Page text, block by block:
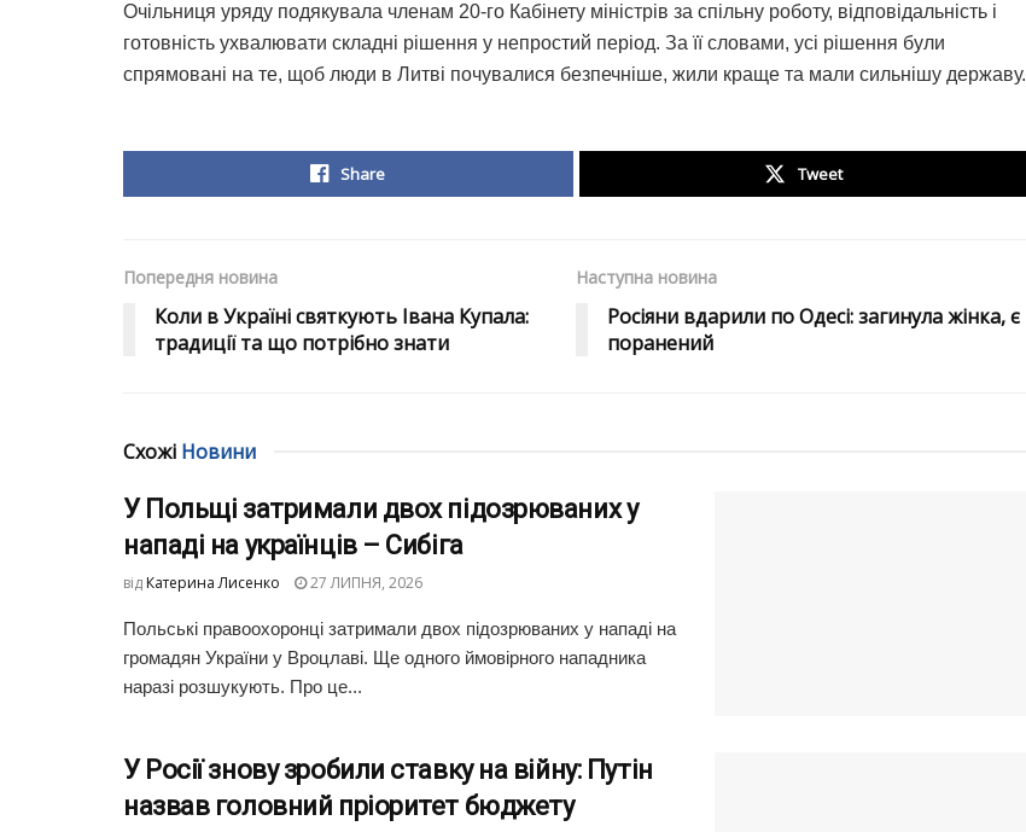
Очільниця уряду подякувала членам 20-го Кабінету міністрів за спільну роботу, відповідальність і
готовність ухвалювати складні рішення у непростий період. За її словами, усі рішення були
спрямовані на те, щоб люди в Литві почувалися безпечніше, жили краще та мали сильнішу державу.
Share Tweet
Попередня новина
Коли в Україні святкують Івана Купала:
традиції та що потрібно знати
Наступна новина
Росіяни вдарили по Одесі: загинула жінка, є
поранений
Схожі Новини
У Польщі затримали двох підозрюваних у
нападі на українців – Сибіга
від Катерина Лисенко 27 ЛИПНЯ, 2026
Польські правоохоронці затримали двох підозрюваних у нападі на
громадян України у Вроцлаві. Ще одного ймовірного нападника
наразі розшукують. Про це...
У Росії знову зробили ставку на війну: Путін
назвав головний пріоритет бюджету